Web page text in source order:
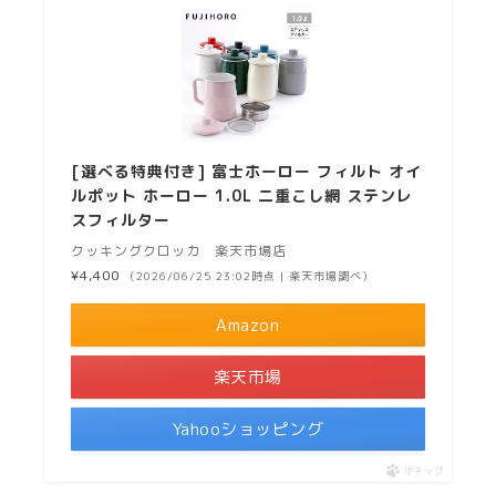
[選べる特典付き] 富士ホーロー フィルト オイ
ルポット ホーロー 1.0L 二重こし網 ステンレ
スフィルター
クッキングクロッカ 楽天市場店
¥4,400
（2026/06/25 23:02時点 | 楽天市場調べ）
Amazon
楽天市場
Yahooショッピング
ポチップ